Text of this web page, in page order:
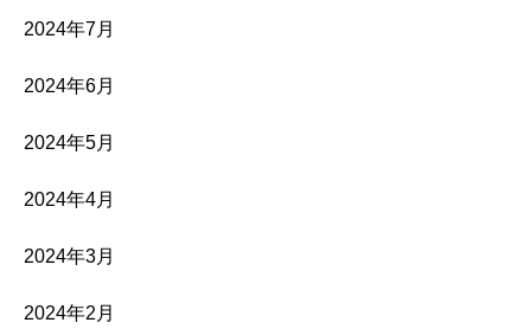
2024年7月
2024年6月
2024年5月
2024年4月
2024年3月
2024年2月